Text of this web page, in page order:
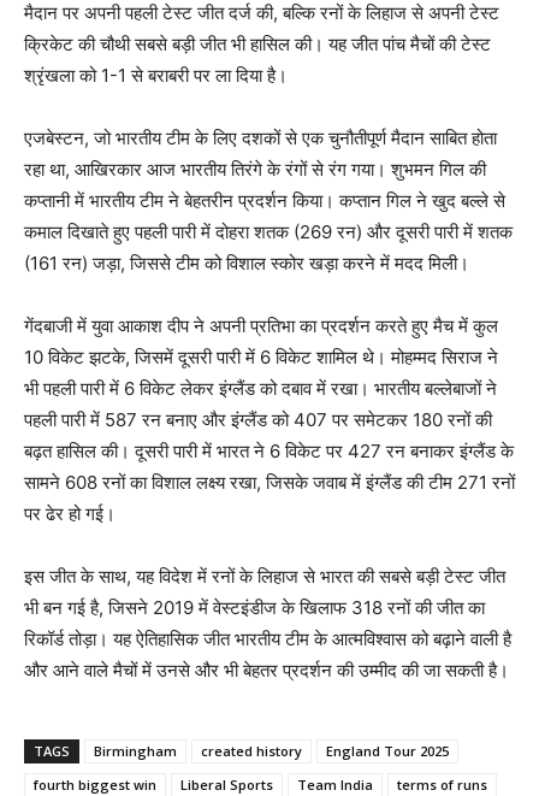
मैदान पर अपनी पहली टेस्ट जीत दर्ज की, बल्कि रनों के लिहाज से अपनी टेस्ट
क्रिकेट की चौथी सबसे बड़ी जीत भी हासिल की। यह जीत पांच मैचों की टेस्ट
श्रृंखला को 1-1 से बराबरी पर ला दिया है।
एजबेस्टन, जो भारतीय टीम के लिए दशकों से एक चुनौतीपूर्ण मैदान साबित होता
रहा था, आखिरकार आज भारतीय तिरंगे के रंगों से रंग गया। शुभमन गिल की
कप्तानी में भारतीय टीम ने बेहतरीन प्रदर्शन किया। कप्तान गिल ने खुद बल्ले से
कमाल दिखाते हुए पहली पारी में दोहरा शतक (269 रन) और दूसरी पारी में शतक
(161 रन) जड़ा, जिससे टीम को विशाल स्कोर खड़ा करने में मदद मिली।
गेंदबाजी में युवा आकाश दीप ने अपनी प्रतिभा का प्रदर्शन करते हुए मैच में कुल
10 विकेट झटके, जिसमें दूसरी पारी में 6 विकेट शामिल थे। मोहम्मद सिराज ने
भी पहली पारी में 6 विकेट लेकर इंग्लैंड को दबाव में रखा। भारतीय बल्लेबाजों ने
पहली पारी में 587 रन बनाए और इंग्लैंड को 407 पर समेटकर 180 रनों की
बढ़त हासिल की। दूसरी पारी में भारत ने 6 विकेट पर 427 रन बनाकर इंग्लैंड के
सामने 608 रनों का विशाल लक्ष्य रखा, जिसके जवाब में इंग्लैंड की टीम 271 रनों
पर ढेर हो गई।
इस जीत के साथ, यह विदेश में रनों के लिहाज से भारत की सबसे बड़ी टेस्ट जीत
भी बन गई है, जिसने 2019 में वेस्टइंडीज के खिलाफ 318 रनों की जीत का
रिकॉर्ड तोड़ा। यह ऐतिहासिक जीत भारतीय टीम के आत्मविश्वास को बढ़ाने वाली है
और आने वाले मैचों में उनसे और भी बेहतर प्रदर्शन की उम्मीद की जा सकती है।
TAGS Birmingham created history
England Tour 2025
fourth biggest win
Liberal Sports Team India terms of runs